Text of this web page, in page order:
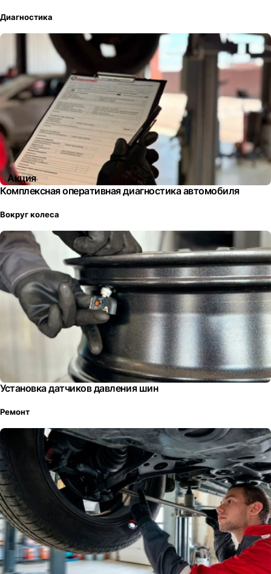
Диагностика
Акция
Комплексная оперативная диагностика автомобиля
Вокруг колеса
Установка датчиков давления шин
Ремонт